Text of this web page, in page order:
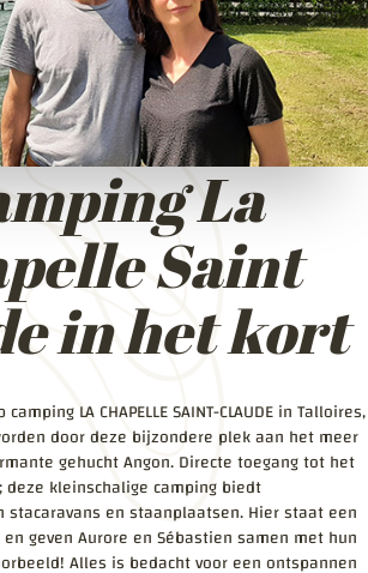
La
Saint
in het kort
LA CHAPELLE SAINT-CLAUDE in Talloires,
door deze bijzondere plek aan het meer
gehucht Angon. Directe toegang tot het
kleinschalige camping biedt
stacaravans en staanplaatsen. Hier staat een
geven Aurore en Sébastien samen met hun
Alles is bedacht voor een ontspannen